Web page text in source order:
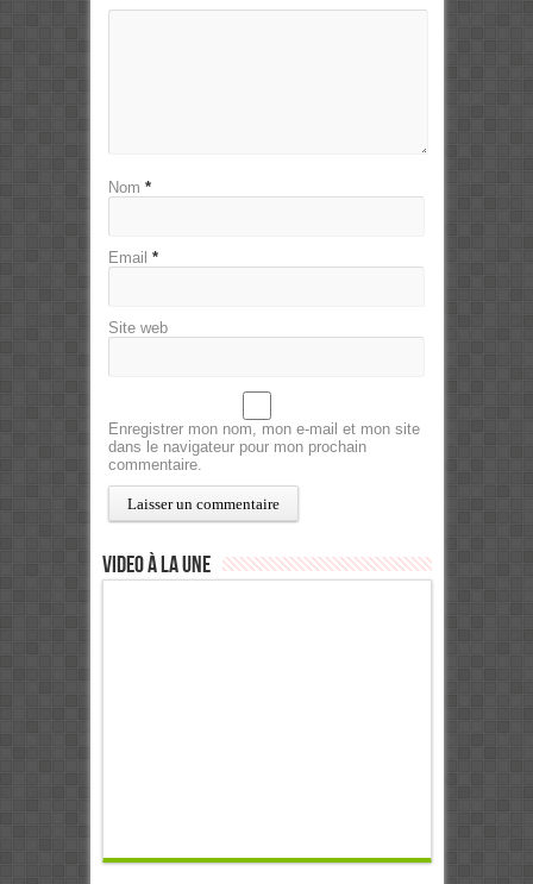
Nom *
Email *
Site web
Enregistrer mon nom, mon e-mail et mon site
dans le navigateur pour mon prochain
commentaire.
Video à la Une